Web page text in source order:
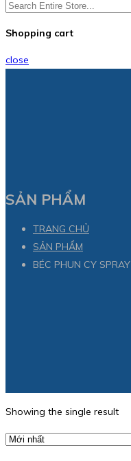
Shopping cart
close
SẢN PHẨM
TRANG CHỦ
SẢN PHẨM
BÉC PHUN CY
Showing the single result